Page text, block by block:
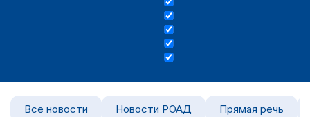
Все новости Новости РОАД Прямая речь